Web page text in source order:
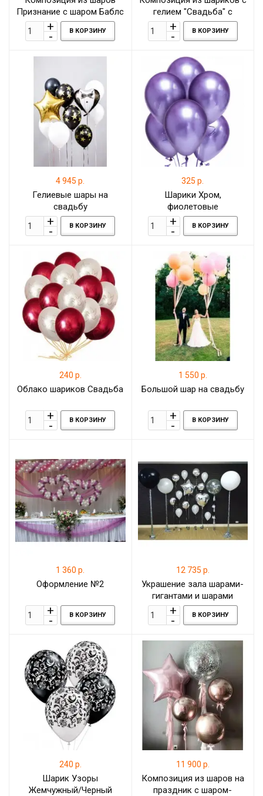
Признание с шаром Баблс
(Bubbles) к свадьбе
В КОРЗИНУ
гелием "Свадьба" с
большими
фольгированными
и шарами с кофетти
В КОРЗИНУ
4 945 р.
Гелиевые шары на
свадьбу
В КОРЗИНУ
325 р.
Шарики Хром,
фиолетовые
В КОРЗИНУ
240 р.
Облако шариков Свадьба
В КОРЗИНУ
1 550 р.
Большой шар на свадьбу
В КОРЗИНУ
1 360 р.
Оформление №2
В КОРЗИНУ
12 735 р.
Украшение зала шарами-
гигантами и шарами
разного размера
В КОРЗИНУ
240 р.
Шарик Узоры
Жемчужный/Черный
11 900 р.
Композиция из шаров на
праздник с шаром-